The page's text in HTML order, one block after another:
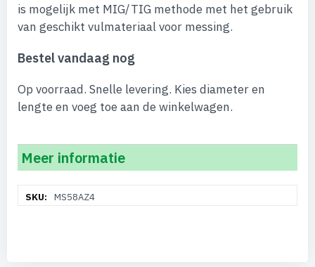
is mogelijk met MIG/TIG methode met het gebruik
van geschikt vulmateriaal voor messing.
Bestel vandaag nog
Op voorraad. Snelle levering. Kies diameter en
lengte en voeg toe aan de winkelwagen.
Meer informatie
informatieMS58AZ4